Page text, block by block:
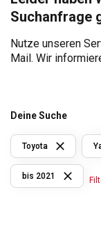
Suchanfrage
Nutze unseren
Mail. Wir
Deine Suche
Toyota
bis 2021